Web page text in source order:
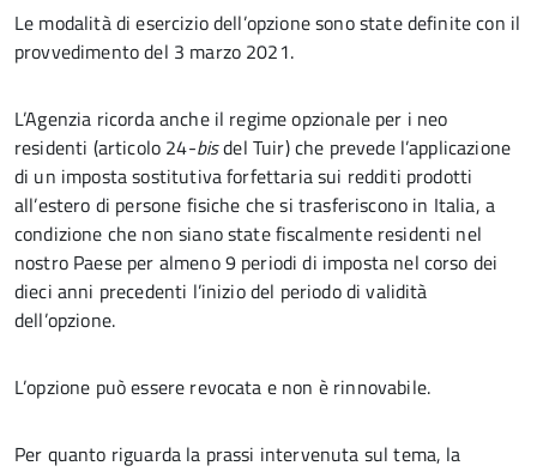
Le modalità di esercizio dell’opzione sono state definite con il
provvedimento del 3 marzo 2021.
L’Agenzia ricorda anche il regime opzionale per i neo
residenti (articolo 24-bisdel Tuir) che prevede l’applicazione
di un imposta sostitutiva forfettaria sui redditi prodotti
all’estero di persone fisiche che si trasferiscono in Italia, a
condizione che non siano state fiscalmente residenti nel
nostro Paese per almeno 9 periodi di imposta nel corso dei
dieci anni precedenti l’inizio del periodo di validità
dell’opzione.
L’opzione può essere revocata e non è rinnovabile.
Per quanto riguarda la prassi intervenuta sul tema, la